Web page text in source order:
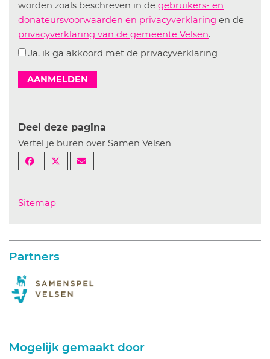
worden zoals beschreven in de gebruikers- en
donateursvoorwaarden en privacyverklaring en de
privacyverklaring van de gemeente Velsen.
Ja, ik ga akkoord met de privacyverklaring
AANMELDEN
Deel deze pagina
Vertel je buren over Samen Velsen
Sitemap
Partners
Mogelijk gemaakt door